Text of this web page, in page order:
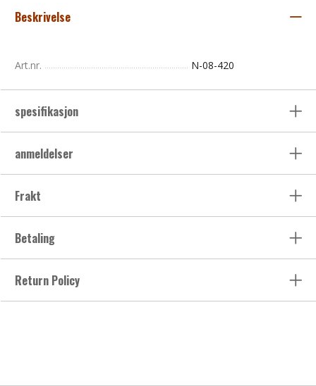
Beskrivelse
Art.nr. N-08-420
spesifikasjon
anmeldelser
Frakt
Betaling
Return Policy